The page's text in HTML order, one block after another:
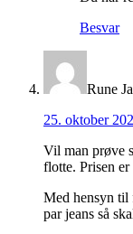
Besvar
Rune
25. oktober
Vil man prøve
flotte. Prisen
Med hensyn til
par jeans så